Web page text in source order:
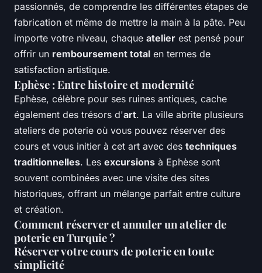
passionnés, de comprendre les différentes étapes de
fabrication et même de mettre la main à la pâte. Peu
importe votre niveau, chaque atelier est pensé pour
offrir un remboursement total en termes de
satisfaction artistique.
Ephèse : Entre histoire et modernité
Ephèse, célèbre pour ses ruines antiques, cache
également des trésors d'art. La ville abrite plusieurs
ateliers de poterie où vous pouvez réserver des
cours et vous initier à cet art avec des techniques
traditionnelles. Les excursions à Ephèse sont
souvent combinées avec une visite des sites
historiques, offrant un mélange parfait entre culture
et création.
Comment réserver et annuler un atelier de
poterie en Turquie ?
Réserver votre cours de poterie en toute
simplicité